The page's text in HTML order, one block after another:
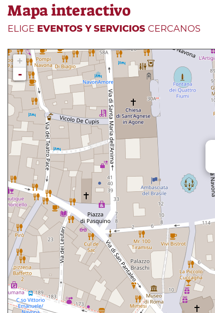
Mapa interactivo
ELIGE EVENTOS Y SERVICIOS CERCANOS
+
-